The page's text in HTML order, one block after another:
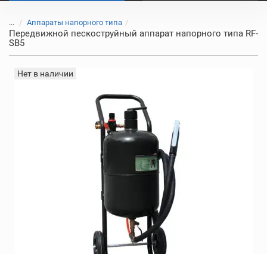
... Аппараты напорного типа
Передвижной пескоструйный аппарат напорного типа RF-
SB5
Нет в наличии